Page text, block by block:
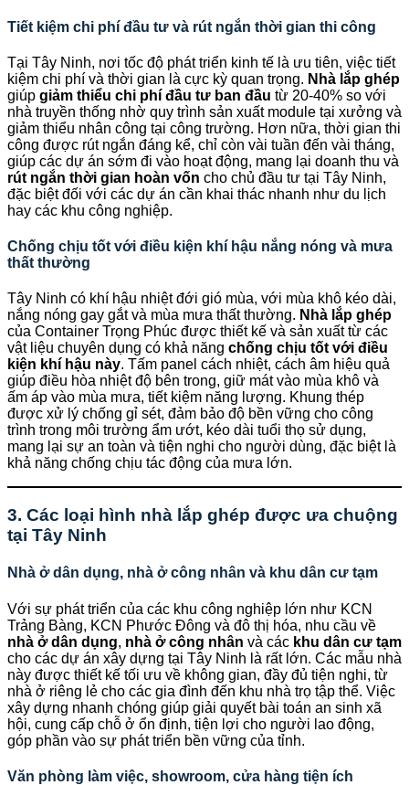
Tiết kiệm chi phí đầu tư và rút ngắn thời gian thi công
Tại Tây Ninh, nơi tốc độ phát triển kinh tế là ưu tiên, việc tiết
kiệm chi phí và thời gian là cực kỳ quan trọng. Nhà lắp ghép
giúp giảm thiểu chi phí đầu tư ban đầu từ 20-40% so với
nhà truyền thống nhờ quy trình sản xuất module tại xưởng và
giảm thiểu nhân công tại công trường. Hơn nữa, thời gian thi
công được rút ngắn đáng kể, chỉ còn vài tuần đến vài tháng,
giúp các dự án sớm đi vào hoạt động, mang lại doanh thu và
rút ngắn thời gian hoàn vốn cho chủ đầu tư tại Tây Ninh,
đặc biệt đối với các dự án cần khai thác nhanh như du lịch
hay các khu công nghiệp.
Chống chịu tốt với điều kiện khí hậu nắng nóng và mưa
thất thường
Tây Ninh có khí hậu nhiệt đới gió mùa, với mùa khô kéo dài,
nắng nóng gay gắt và mùa mưa thất thường. Nhà lắp ghép
của Container Trọng Phúc được thiết kế và sản xuất từ các
vật liệu chuyên dụng có khả năng chống chịu tốt với điều
kiện khí hậu này. Tấm panel cách nhiệt, cách âm hiệu quả
giúp điều hòa nhiệt độ bên trong, giữ mát vào mùa khô và
ấm áp vào mùa mưa, tiết kiệm năng lượng. Khung thép
được xử lý chống gỉ sét, đảm bảo độ bền vững cho công
trình trong môi trường ẩm ướt, kéo dài tuổi thọ sử dụng,
mang lại sự an toàn và tiện nghi cho người dùng, đặc biệt là
khả năng chống chịu tác động của mưa lớn.
3. Các loại hình nhà lắp ghép được ưa chuộng
tại Tây Ninh
Nhà ở dân dụng, nhà ở công nhân và khu dân cư tạm
Với sự phát triển của các khu công nghiệp lớn như KCN
Trảng Bàng, KCN Phước Đông và đô thị hóa, nhu cầu về
nhà ở dân dụng, nhà ở công nhân và các khu dân cư tạm
cho các dự án xây dựng tại Tây Ninh là rất lớn. Các mẫu nhà
này được thiết kế tối ưu về không gian, đầy đủ tiện nghi, từ
nhà ở riêng lẻ cho các gia đình đến khu nhà trọ tập thể. Việc
xây dựng nhanh chóng giúp giải quyết bài toán an sinh xã
hội, cung cấp chỗ ở ổn định, tiện lợi cho người lao động,
góp phần vào sự phát triển bền vững của tỉnh.
Văn phòng làm việc, showroom, cửa hàng tiện ích